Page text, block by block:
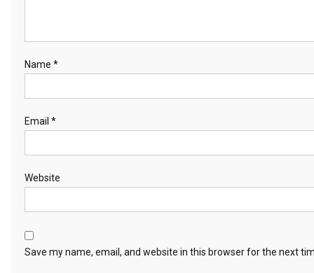
Name *
Email *
Website
Save my name, email, and website in this browser for the next